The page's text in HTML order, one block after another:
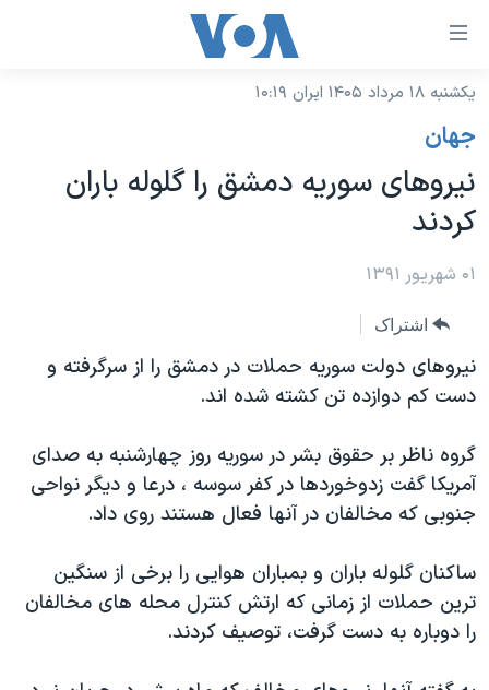
لینکهای
دسترسی
جهش
محتوای
اصلی
اصلی
جهش
به
نسخه سبک وب‌سایت
موضوع ها
ایران
آمریکا
جهان
گزیده‌ها
ویدیوها
فرهنگ و زندگی
اقتصادی
علم و فناوری
برنامه های تلویزیونی
جدول برنامه ها
صفحه‌های ویژه
عملیات خشم حماسی
بایگانی برنامه‌های تلویزیونی
مستندها
حمله جمهوری اسلامی به اسرائیل
رمز مهسا
فرکانس‌های صدای آمریکا
پخش رادیویی
یادگیری زبان انگلیسی
دنبال کنید
یکشنبه ۱۸ مرداد ۱۴۰۵ ایران ۱۰:۱۹
جهان
نیروهای سوریه دمشق را گلوله باران
کردند
۰۱ شهریور ۱۳۹۱
اشتراک
نیروهای دولت سوریه حملات در دمشق را از سرگرفته و
دست کم دوازده تن کشته شده اند.
گروه ناظر بر حقوق بشر در سوریه روز چهارشنبه به صدای
آمریکا گفت زدوخوردها در کفر سوسه ، درعا و دیگر نواحی
جنوبی که مخالفان در آنها فعال هستند روی داد.
ساکنان گلوله باران و بمباران هوایی را برخی از سنگین
ترین حملات از زمانی که ارتش کنترل محله های مخالفان
را دوباره به دست گرفت، توصیف کردند.